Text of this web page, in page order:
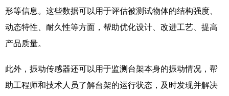
形等信息。这些数据可以用于评估被测试物体的结构强度、
动态特性、耐久性等方面，帮助优化设计、改进工艺、提高
产品质量。
此外，振动传感器还可以用于监测台架本身的振动情况，帮
助工程师和技术人员了解台架的运行状态，及时发现并解决